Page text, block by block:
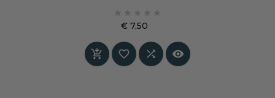
reinigen. Een decoratieve én praktische basis
voor dagelijks gebruik.
€ 7,50
   